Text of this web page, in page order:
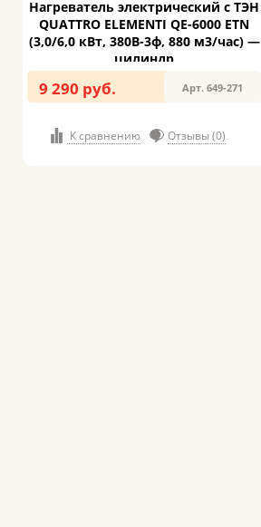
Нагреватель электрический с ТЭН
QUATTRO ELEMENTI QE-6000 ETN
(3,0/6,0 кВт, 380В-3ф, 880 м3/час) —
цилиндр
9 290 руб. Арт. 649-271
К сравнению Отзывы (0)